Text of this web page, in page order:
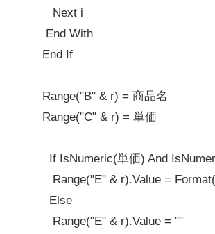
          Next i
        End With
       End If
       Range("B" & r) = 商品名
       Range("C" & r) = 単価
If IsNumeric(単価) And
Range("E" & r).Value =
         Else
          Range("E" & r).Value = ""